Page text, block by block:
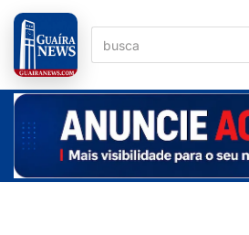
Pular
para
o
conteúdo